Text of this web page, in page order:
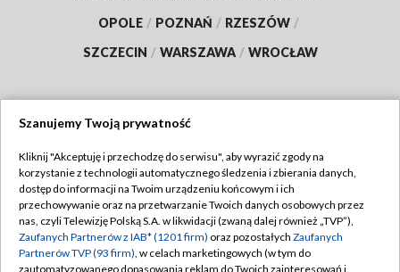
OPOLE / POZNAŃ / RZESZÓW /
SZCZECIN / WARSZAWA / WROCŁAW
TVP
Abonament TVP
Emisja w TVP
Centrum informacji TVP
Regulamin TVP
Polityka prywatności
Moje zgody
Szanujemy Twoją prywatność
Kliknij "Akceptuję i przechodzę do serwisu", aby wyrazić zgody na
korzystanie z technologii automatycznego śledzenia i zbierania danych,
dostęp do informacji na Twoim urządzeniu końcowym i ich
przechowywanie oraz na przetwarzanie Twoich danych osobowych przez
nas, czyli Telewizję Polską S.A. w likwidacji (zwaną dalej również „TVP”),
Zaufanych Partnerów z IAB* (1201 firm) oraz pozostałych Zaufanych
Partnerów TVP (93 firm), w celach marketingowych (w tym do
zautomatyzowanego dopasowania reklam do Twoich zainteresowań i